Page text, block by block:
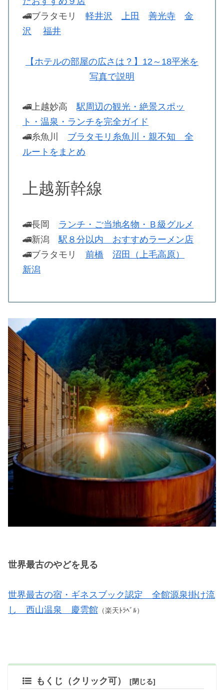
🚄ブラタモリ 軽井沢 上田 善光寺
金
沢
福井
【ホテルの部屋の広さは？】12～18平米を
写真で説明
🚄上越妙高駅周辺の観光・絶景スポッ
ト・温泉・ランチを完全ガイド
🚄糸魚川 ブラタモリ糸魚川・親不知 全
ルートをまとめ
上越新幹線
🚄長岡 ランチ・ご当地名物・Ｂ級グルメ
🚄新潟駅８分以内 おすすめラーメン店
🚄ブラタモリ 前橋
沼田（上毛高原）
新潟
世界最古のやどを見る
世界最古の宿・ギネスブック認定 全館源泉掛け流
し 西山温泉 慶雲館 （楽天ﾄﾗﾍﾞﾙ）
もくじ（クリック可）